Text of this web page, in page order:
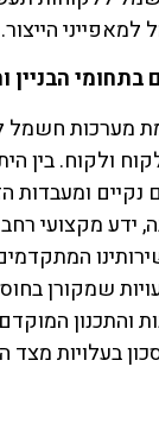
הייצור.
בתחומי
מערכות חשמל
ולקוח. בין
נקיים
ידע מקצועי רחב
שמקורן
והתכנון
בעלויות מצד